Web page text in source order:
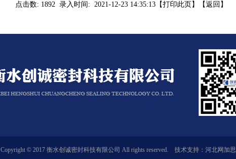
点击数: 1892 录入时间: 2021-12-23 14:35:13【打印此页 】【返回 】
Copyright © 2017 衡水创诚密封科技有限公司 All rights reserved. 技术支持： 河北网加